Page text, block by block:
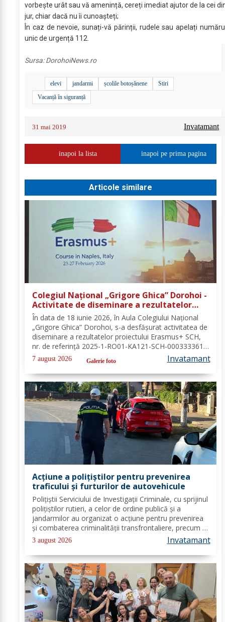
vorbește urât sau vă amenință, cereți imediat ajutor de la cei
jur, chiar dacă nu îi cunoașteți;
În caz de nevoie, sunați-vă părinții, rudele sau apelați
unic de urgență 112.
Sursa:DorohoiNews.ro
elevi jandarmi școlile botoșănene
Stiri
Vacanță în siguranță
31 mai 2019 Invatamant
inapoi la lista inapoi pe prima pagina
Articole similare
Colegiul Național „Grigore Ghica” Dorohoi -
Activitate de diseminare a rezultatelor
proiectului Erasmus+ SCH, 2025-1-RO01-
KA121-SCH-000333361
În data de 18 iunie 2026, în Aula Colegiului Național
„Grigore Ghica” Dorohoi, s-a desfășurat activitatea de
diseminare a rezultatelor proiectului Erasmus+ SCH,
nr. de referință 2025-1-RO01-KA121-SCH-000333361,
organizată de contabilul-șef, doamna Hrab Cristina, și
secretarul unității, doamna Alexa...
7 august 2026 Galerie foto Invatamant
Acțiune a polițiștilor pentru prevenirea
traficului și furturilor de autovehicule
Polițiștii Serviciului de Investigații Criminale, cu sprijinul
polițiștilor rutieri, a celor de ordine publică și a
jandarmilor au organizat o acțiune pentru prevenirea
și combaterea criminalității transfrontaliere, precum și
pentru combaterea traficului și furturilor de
autovehicule, pe raza...
3 august 2026 Invatamant